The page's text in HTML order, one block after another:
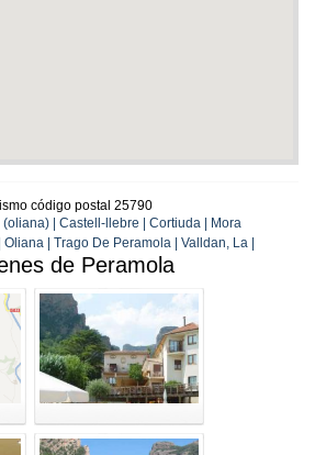
código postal 25790
| Castell-llebre | Cortiuda | Mora
| Trago De Peramola | Valldan, La |
de Peramola